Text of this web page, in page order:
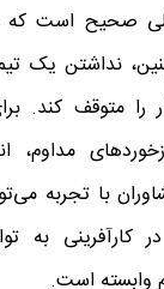
صحیح است که
نداشتن یک
را متوقف کند.
مداوم،
با تجربه
کارآفرینی به
وابسته است.